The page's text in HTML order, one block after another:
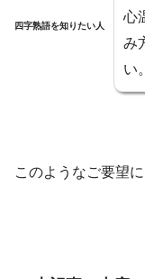
四字熟語を知りたい人
心
み
い。
このようなご要望